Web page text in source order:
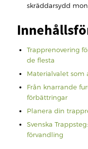
skräddarsydd
Trapprenovering
de flesta
Materialvalet som
Från knarrande
förbättringar
Planera din
Svenska
förvandling